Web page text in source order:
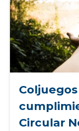
Circular